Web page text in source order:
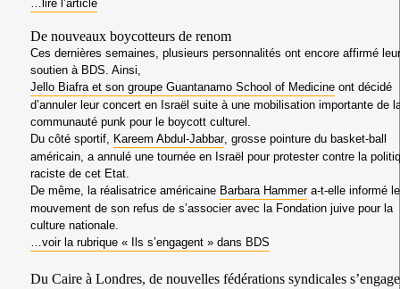
…lire l’article
De nouveaux boycotteurs de renom
Ces dernières semaines, plusieurs personnalités ont encore affirmé leur
soutien à BDS. Ainsi,
Jello Biafra et son groupe Guantanamo School of Medicine ont décidé
d’annuler leur concert en Israël suite à une mobilisation importante de
communauté punk pour le boycott culturel.
Du côté sportif, Kareem Abdul-Jabbar, grosse pointure du basket-ball
américain, a annulé une tournée en Israël pour protester contre la
raciste de cet Etat.
De même, la réalisatrice américaine Barbara Hammera-t-elle informé le
mouvement de son refus de s’associer avec la Fondation juive pour la
culture nationale.
…voir la rubrique « Ils s’engagent » dans BDS
Du Caire à Londres, de nouvelles fédérations syndicales